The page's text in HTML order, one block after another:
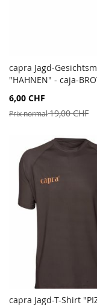
Ajouter au panier
capra Jagd-
"HAHNEN" - caja-
Prix
6,00 CHF
Prix normal19,00 CHF
capra Jagd-T-Shirt